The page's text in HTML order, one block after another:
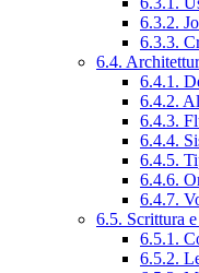
6.3.2.
6.3.3.
6.4.
6.4.1.
6.4.2.
6.4.3.
6.4.4.
6.4.5.
6.4.6.
6.4.7.
6.5. Scrittura
6.5.1.
6.5.2.